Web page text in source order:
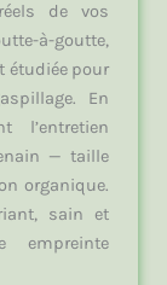
de vos
à-goutte,
étudiée pour
En
l’entretien
— taille
organique.
sain et
empreinte